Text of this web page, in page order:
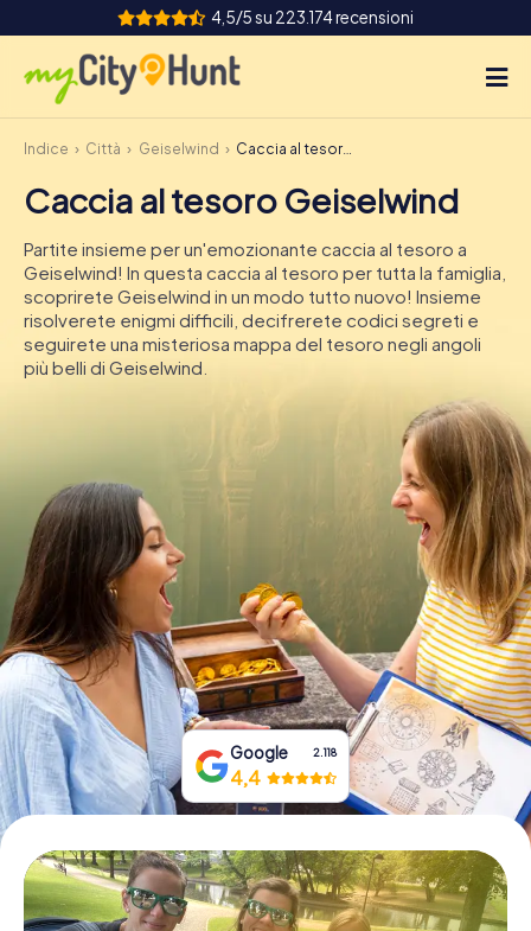
4,5/5 su 223.174 recensioni
Come funziona
Città
Tour
Team Building
Biglietti
DE
IE
IT
Prenota Biglietti
Acquista i Voucher
Indice Città Geiselwind Caccia al tesoro Geiselwind
Caccia al tesoro Geiselwind
Partite insieme per un'emozionante caccia al tesoro a
Geiselwind! In questa caccia al tesoro per tutta la famiglia,
scoprirete Geiselwind in un modo tutto nuovo! Insieme
risolverete enigmi difficili, decifrerete codici segreti e
seguirete una misteriosa mappa del tesoro negli angoli
più belli di Geiselwind.
Google 2.118
4,4